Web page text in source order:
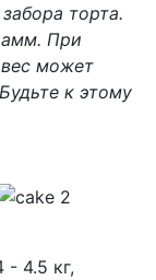
торта.
При
может
к этому
- 4.5 кг,